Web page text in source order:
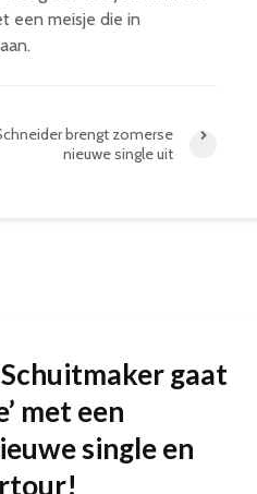
een meisje die in
brengt zomerse
nieuwe single uit
gaat
met een
single en